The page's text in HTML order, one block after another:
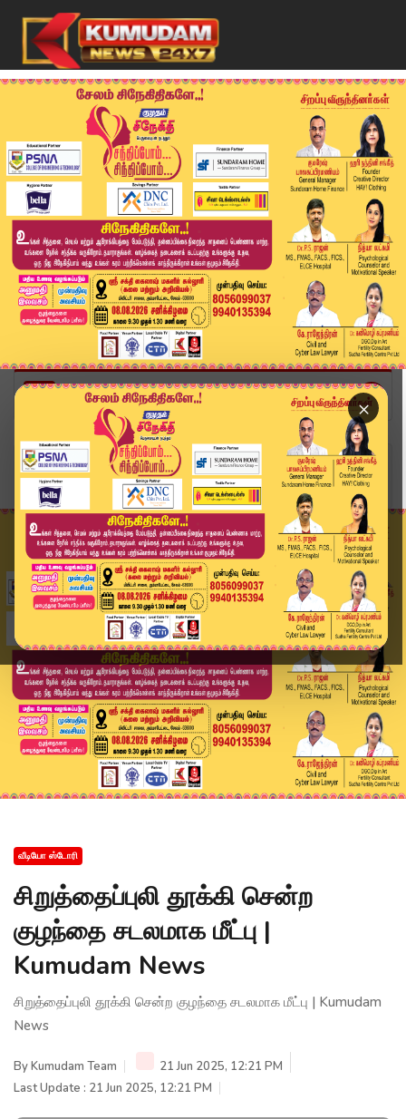
×
Home
வீடியோ ஸ்டோரி
சிறுத்தைப்புலி தூக்கி சென்ற குழந்தை சடலமாக மீட்...
வீடியோ ஸ்டோரி
சிறுத்தைப்புலி தூக்கி சென்ற
குழந்தை சடலமாக மீட்பு |
Kumudam News
சிறுத்தைப்புலி தூக்கி சென்ற குழந்தை சடலமாக மீட்பு | Kumudam
News
ByKumudam Team
21 Jun 2025, 12:21 PM
Last Update : 21 Jun 2025, 12:21 PM